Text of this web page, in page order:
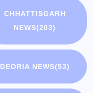
CHHATTISGARH
NEWS(203)
DEORIA NEWS(53)